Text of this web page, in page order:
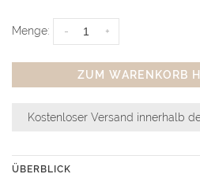
Menge: +
-
ZUM WARENKORB
Kostenloser Versand innerhalb
ÜBERBLICK